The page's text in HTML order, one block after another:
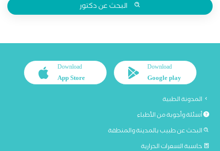
البحث عن دكتور
Download
Google play
Download
App Store
المدونة الطبية
أسئلة وأجوبة من الأطباء
البحث عن طبيب بالمدينة والمنطقة
حاسبة السعرات الحرارية